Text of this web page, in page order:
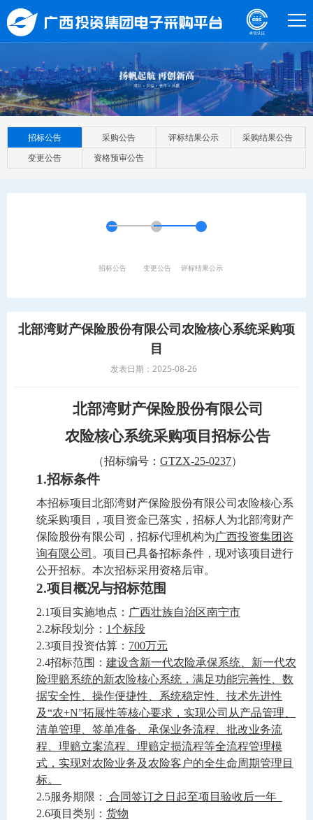
招标公告 采购公告 评标结果公示
采购结果公告
变更公告
资格预审公告
招标公告 变更公告 评标结果公示
北部湾财产保险股份有限公司农险核心系统采购项
目
发表日期：2025-08-26
北部湾财产保险股份有限公司
农险核心系统采购项目招标公告
（招标编号： GTZX-25-0237）
1.招标条件
本招标项目 北部湾财产保险股份有限公司农险核心系
统采购项目
，项目资金已落实， 招标人为北部湾财产
保险股份有限公司
，招标代理机构为广西投资集团咨
询有限公司 。项目已具备招标条件，现对该项目进行
公开招标。本次招标采用资格后审。
2.项目概况与招标范围
2.1项目实施地点： 广西壮族自治区南宁市
2.2标段划分： 1个标段
2.3项目投资估算： 700万元
2.4招标范围： 建设含新一代农险承保系统、新一代农
险理赔系统的新农险核心系统，满足功能完善性、数
据安全性、操作便捷性、系统稳定性、技术先进性
及“农+N”拓展性等核心要求，实现公司从产品管理、
清单管理、签单准备、承保业务流程、批改业务流
程、理赔立案流程、理赔定损流程等全流程管理模
式，实现对农险业务及农险客户的全生命周期管理目
标。
2.5服务期限：
合同签订之日起至项目验收后一年
2.6项目类别： 货物